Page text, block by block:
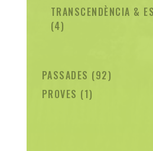
TRANSCENDÈNCIA &
44
PASSADES 9292
PROVES 11